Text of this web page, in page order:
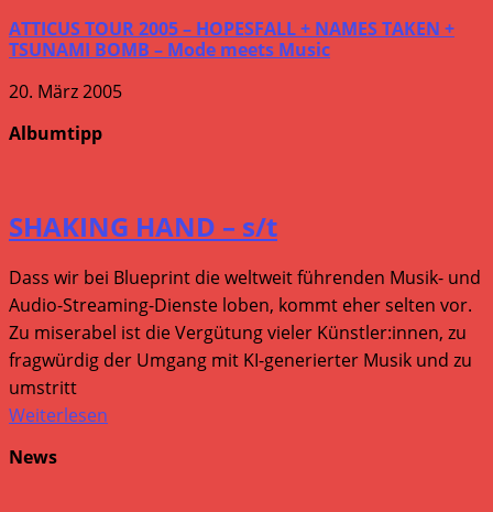
ATTICUS TOUR 2005 – HOPESFALL + NAMES TAKEN +
TSUNAMI BOMB – Mode meets Music
20. März 2005
Albumtipp
SHAKING HAND – s/t
Dass wir bei Blueprint die weltweit führenden Musik- und
Audio-Streaming-Dienste loben, kommt eher selten vor.
Zu miserabel ist die Vergütung vieler Künstler:innen, zu
fragwürdig der Umgang mit KI-generierter Musik und zu
umstritt
Weiterlesen
News